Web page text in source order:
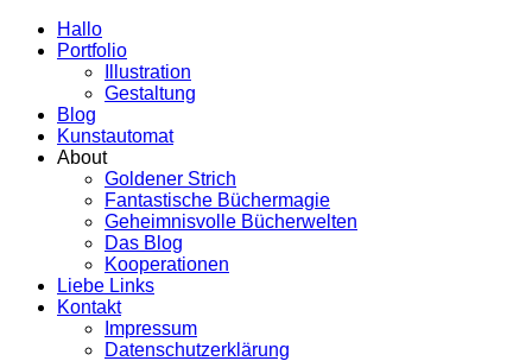
Hallo
Portfolio
Illustration
Gestaltung
Blog
Kunstautomat
About
Goldener Strich
Fantastische Büchermagie
Geheimnisvolle Bücherwelten
Das Blog
Kooperationen
Liebe Links
Kontakt
Impressum
Datenschutzerklärung